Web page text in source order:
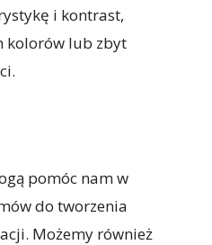
i kontrast,
kolorów lub zbyt
pomóc nam w
do tworzenia
Możemy również